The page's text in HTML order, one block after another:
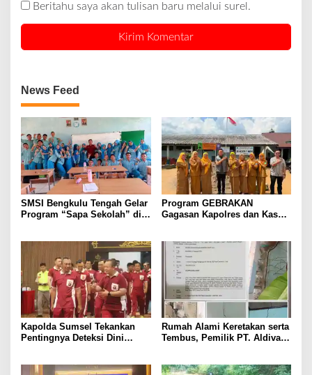
Beritahu saya akan tulisan baru melalui surel.
News Feed
SMSI Bengkulu Tengah Gelar
Program “Sapa Sekolah” di
Program GEBRAKAN
Gagasan Kapolres dan Kasat
SMPN di Jarai
Kapolda Sumsel Tekankan
Pentingnya Deteksi Dini
Rumah Alami Keretakan serta
Tembus, Pemilik PT. Aldiva